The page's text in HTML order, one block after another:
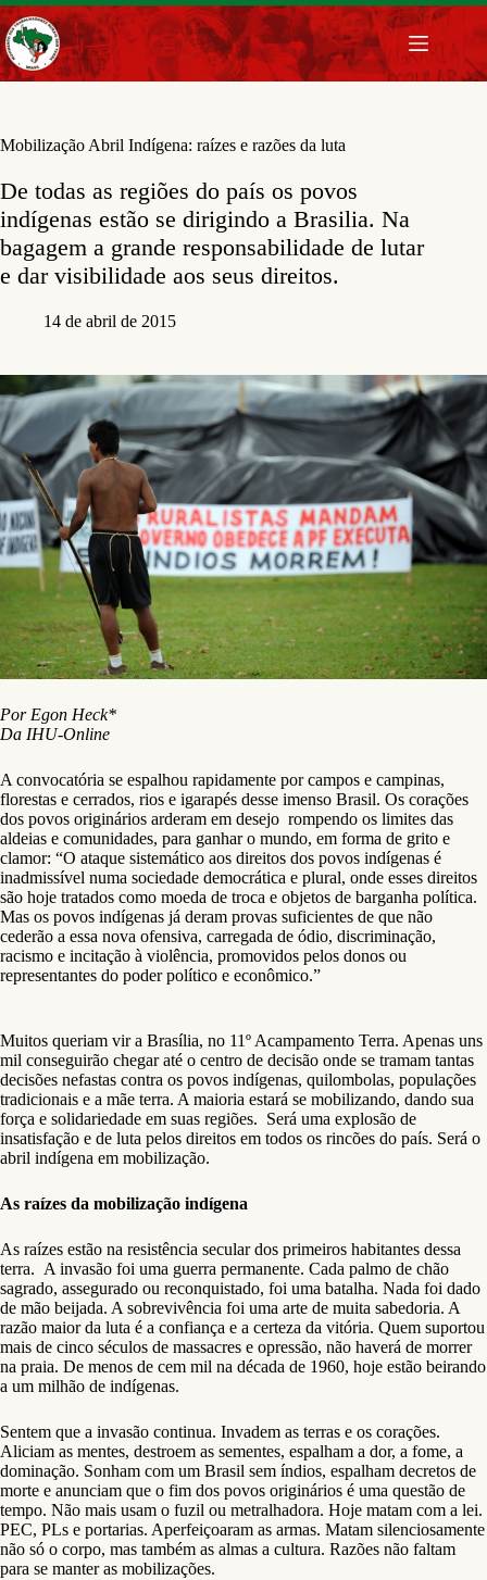
Pular
para
o
conteúdo
Mobilização Abril Indígena: raízes e razões da luta
De todas as regiões do país os povos
indígenas estão se dirigindo a Brasilia. Na
bagagem a grande responsabilidade de lutar
e dar visibilidade aos seus direitos.
14 de abril de 2015
Por Egon Heck*
Da IHU-Online
A convocatória se espalhou rapidamente por campos e campinas,
florestas e cerrados, rios e igarapés desse imenso Brasil. Os corações
dos povos originários arderam em desejo rompendo os limites das
aldeias e comunidades, para ganhar o mundo, em forma de grito e
clamor: “O ataque sistemático aos direitos dos povos indígenas é
inadmissível numa sociedade democrática e plural, onde esses direitos
são hoje tratados como moeda de troca e objetos de barganha política.
Mas os povos indígenas já deram provas suficientes de que não
cederão a essa nova ofensiva, carregada de ódio, discriminação,
racismo e incitação à violência, promovidos pelos donos ou
representantes do poder político e econômico.”
Muitos queriam vir a Brasília, no 11º Acampamento Terra. Apenas uns
mil conseguirão chegar até o centro de decisão onde se tramam tantas
decisões nefastas contra os povos indígenas, quilombolas, populações
tradicionais e a mãe terra. A maioria estará se mobilizando, dando sua
força e solidariedade em suas regiões. Será uma explosão de
insatisfação e de luta pelos direitos em todos os rincões do país. Será o
abril indígena em mobilização.
As raízes da mobilização indígena
As raízes estão na resistência secular dos primeiros habitantes dessa
terra. A invasão foi uma guerra permanente. Cada palmo de chão
sagrado, assegurado ou reconquistado, foi uma batalha. Nada foi dado
de mão beijada. A sobrevivência foi uma arte de muita sabedoria. A
razão maior da luta é a confiança e a certeza da vitória. Quem suportou
mais de cinco séculos de massacres e opressão, não haverá de morrer
na praia. De menos de cem mil na década de 1960, hoje estão beirando
a um milhão de indígenas.
Sentem que a invasão continua. Invadem as terras e os corações.
Aliciam as mentes, destroem as sementes, espalham a dor, a fome, a
dominação. Sonham com um Brasil sem índios, espalham decretos de
morte e anunciam que o fim dos povos originários é uma questão de
tempo. Não mais usam o fuzil ou metralhadora. Hoje matam com a lei.
PEC, PLs e portarias. Aperfeiçoaram as armas. Matam silenciosamente
não só o corpo, mas também as almas a cultura. Razões não faltam
para se manter as mobilizações.